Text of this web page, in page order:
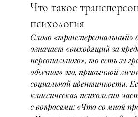
Что такое
психология
Слово «трансперсональный»
означает «выходящий за
персонального», то есть за
обычного эго, привычной
социальной идентичности.
классическая психология
с вопросами: «Что со мной